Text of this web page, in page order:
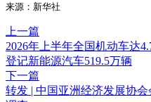
来源：新华社
上一篇
2026年上半年全国机动车达
登记新能源汽车519.5万辆
下一篇
转发 | 中国亚洲经济发展协